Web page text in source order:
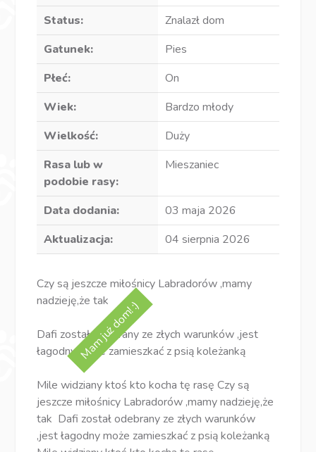
Status:
Znalazł dom
Gatunek:
Pies
Płeć:
On
Wiek:
Bardzo młody
Wielkość:
Duży
Rasa lub w
podobie rasy:
Mieszaniec
Data dodania:
03 maja 2026
Aktualizacja:
04 sierpnia 2026
Mam już dom! :)
Czy są jeszcze miłośnicy Labradorów ,mamy
nadzieję,że tak
Dafi został odebrany ze złych warunków ,jest
łagodny może zamieszkać z psią koleżanką
Mile widziany ktoś kto kocha tę rasę Czy są
jeszcze miłośnicy Labradorów ,mamy nadzieję,że
tak Dafi został odebrany ze złych warunków
,jest łagodny może zamieszkać z psią koleżanką